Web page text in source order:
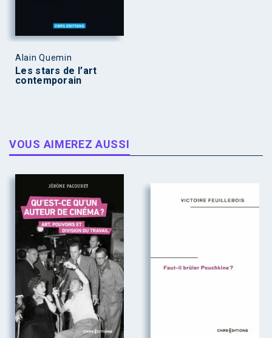
Alain Quemin
Les stars de l’art
contemporain
VOUS AIMEREZ AUSSI